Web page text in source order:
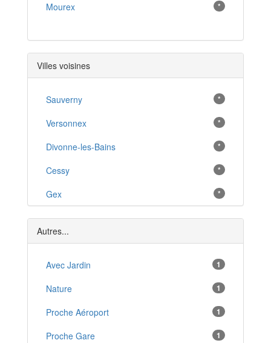
Mourex *
Villes voisines
Sauverny *
Versonnex *
Divonne-les-Bains *
Cessy *
Gex *
Ségny *
Échenevex *
Ornex *
Chevry *
Ferney-Voltaire *
Prévessin-Moëns *
Autres...
Avec Jardin 1
Nature 1
Proche Aéroport 1
Proche Gare 1